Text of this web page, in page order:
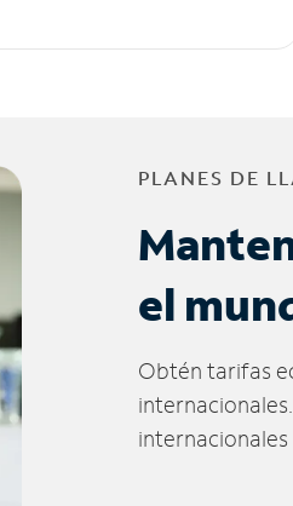
PLANES DE
el
Obtén tarifas